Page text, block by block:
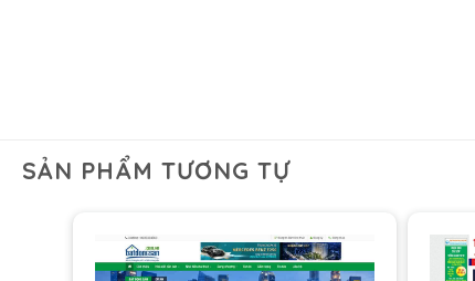
SẢN PHẨM TƯƠNG TỰ